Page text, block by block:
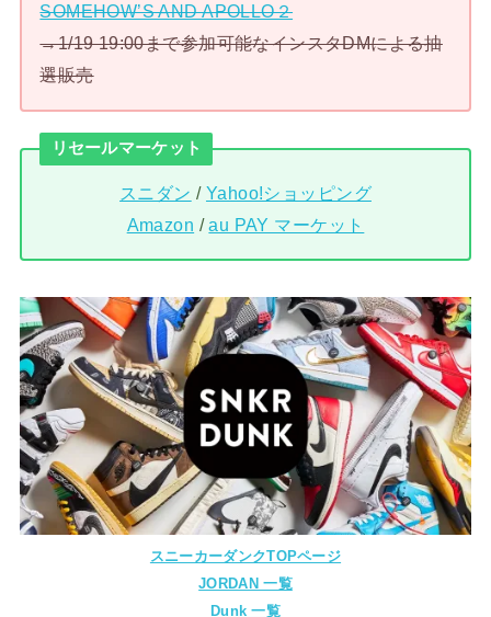
SOMEHOW’S AND APOLLO２
→1/19 19:00まで参加可能なインスタDMによる抽
選販売
リセールマーケット
スニダン / Yahoo!ショッピング
Amazon /au PAY マーケット
スニーカーダンクTOPページ
JORDAN 一覧
Dunk 一覧